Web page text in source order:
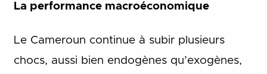
La performance macroéconomique
Le Cameroun continue à subir plusieurs
chocs, aussi bien endogènes qu’exogènes,